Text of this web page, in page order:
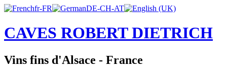
CAVES ROBERT DIETRICH
Vins fins d'Alsace - France